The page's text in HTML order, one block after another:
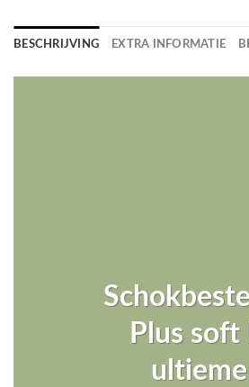
BESCHRIJVING EXTRA INFORMATIE
Plus